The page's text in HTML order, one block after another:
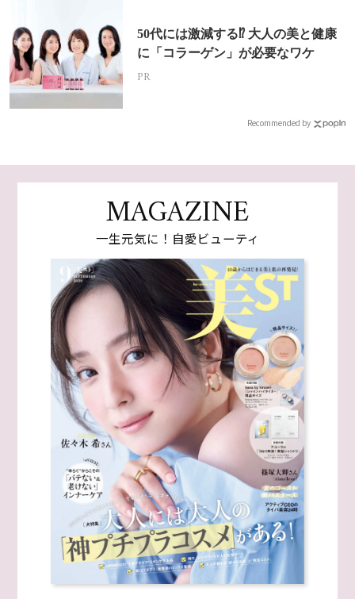
50代には激減する⁉ 大人の美と健康
に「コラーゲン」が必要なワケ
PR
Recommended by
MAGAZINE
一生元気に！自愛ビューティ